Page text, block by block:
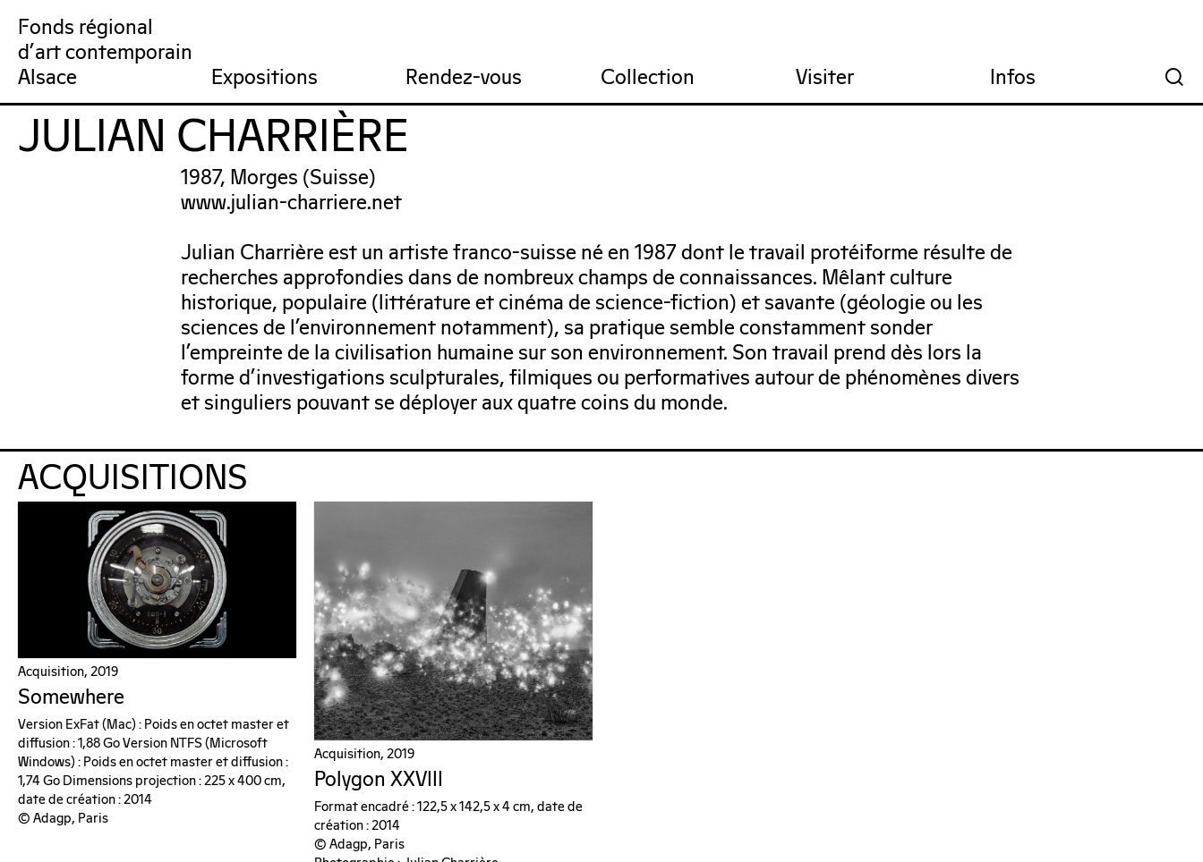
Fonds régional
d'art contemporain
Alsace
FRAC Alsace
Expositions Rendez-vous Collection Visiter Infos 🔍
Collection Collection en ligne Artistes Dernières acquisitions Projet artistique Comité technique
Venir au FRAC Prochains rendez-vous Jardin du FRAC Portail du FRAC Nous contacter
Qu’est-ce qu’un FRAC ? Équipe du FRAC Réseau et partenaires Recrutement Infos pratiques
JULIAN CHARRIÈRE
1987, Morges (Suisse)
www.julian-charriere.net
Julian Charrière est un artiste franco-suisse né en 1987 dont le travail protéiforme résulte de
recherches approfondies dans de nombreux champs de connaissances. Mêlant culture
historique, populaire (littérature et cinéma de science-fiction) et savante (géologie ou les
sciences de l’environnement notamment), sa pratique semble constamment sonder
l’empreinte de la civilisation humaine sur son environnement. Son travail prend dès lors la
forme d’investigations sculpturales, filmiques ou performatives autour de phénomènes divers
et singuliers pouvant se déployer aux quatre coins du monde.
ACQUISITIONS
Acquisition, 2019
Somewhere
Version ExFat (Mac) : Poids en octet master et
diffusion : 1,88 Go Version NTFS (Microsoft
Windows) : Poids en octet master et diffusion :
1,74 Go Dimensions projection : 225 x 400 cm,
date de création : 2014
© Adagp, Paris
Acquisition, 2019
Polygon XXVIII
Format encadré : 122,5 x 142,5 x 4 cm, date de
création : 2014
© Adagp, Paris